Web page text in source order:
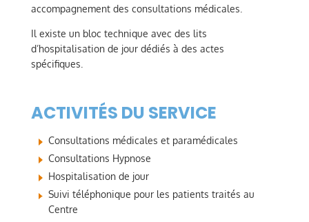
accompagnement des consultations médicales.
Il existe un bloc technique avec des lits
d’hospitalisation de jour dédiés à des actes
spécifiques.
ACTIVITÉS DU SERVICE
Consultations médicales et paramédicales
Consultations Hypnose
Hospitalisation de jour
Suivi téléphonique pour les patients traités au
Centre